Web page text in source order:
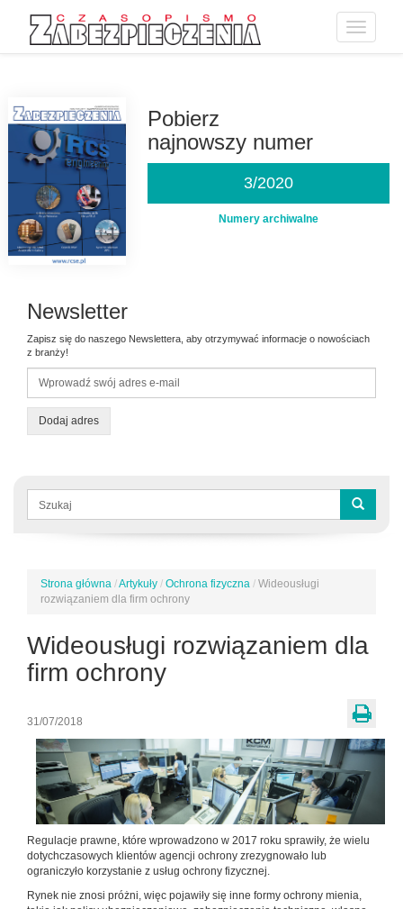
Toggle
Pobierz
najnowszy numer
3/2020
Numery archiwalne
Newsletter
Zapisz się do naszego Newslettera, aby otrzymywać informacje o nowościach
z branży!
Dodaj adres
Formularz
wyszukiwania
Jesteś
tutaj
Strona główna /Artykuły / Ochrona fizyczna / Wideousługi
rozwiązaniem dla firm ochrony
Wideousługi rozwiązaniem dla
firm ochrony
31/07/2018
Regulacje prawne, które wprowadzono w 2017 roku sprawiły, że wielu
dotychczasowych klientów agencji ochrony zrezygnowało lub
ograniczyło korzystanie z usług ochrony fizycznej.
Rynek nie znosi próżni, więc pojawiły się inne formy ochrony mienia,